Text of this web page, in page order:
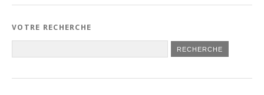
VOTRE RECHERCHE